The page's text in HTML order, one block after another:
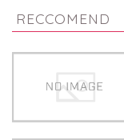
RECCOMEND